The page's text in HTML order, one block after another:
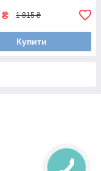
₴ 1 815 ₴
Купити